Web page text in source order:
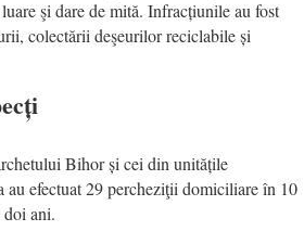
şi dare de mită. Infracțiunile au fost
colectării deşeurilor reciclabile și
Bihor și cei din unitățile
efectuat 29 percheziţii domiciliare în 10
ani.